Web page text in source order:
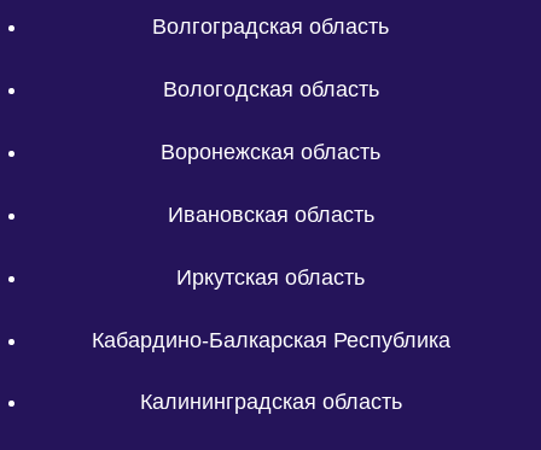
Волгоградская область
Вологодская область
Воронежская область
Ивановская область
Иркутская область
Кабардино-Балкарская Республика
Калининградская область